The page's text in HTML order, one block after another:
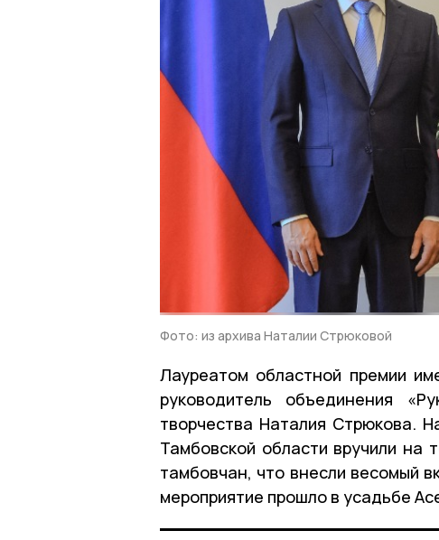
Фото: из архива Наталии Стрюковой
Лауреатом областной премии
руководитель объединения
творчества Наталия Стрюкова.
Тамбовской области вручили на
тамбовчан, что внесли весомый
мероприятие прошло в усадьбе